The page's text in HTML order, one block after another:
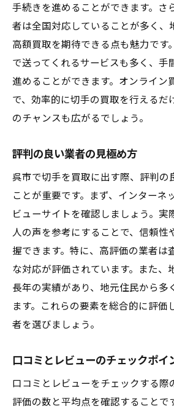
湿気と温度管理のポイント
適切な収納ケースの選び方
保管場所の選定基準
保存方法が価値に与える
複数の買取業者で査定を受け
複数業者に査定を依頼する
査定結果の比較と判断基準
査定額を引き上げる交渉術
オンラインと対面査定の
査定の際の注意点とリスク
最適な買取業者を選ぶため
切手買取の準備が成否を分け
成功体験から学ぶ買取のコ
実際の買取例とその結果
切手コレクターの声に耳
成功の秘訣を他人から学ぶ
手続きを進めることができます。さ
者は全国対応していることが多く、
高額買取を期待できる点も魅力です
で送ってくれるサービスも多く、手
進めることができます。オンライン
で、効率的に切手の買取を行えるだ
のチャンスも広がるでしょう。
評判の良い業者の見極め方
呉市で切手を買取に出す際、評判の
ことが重要です。まず、インターネ
ビューサイトを確認しましょう。実
人の声を参考にすることで、信頼性
握できます。特に、高評価の業者は
な対応が評価されています。また、
長年の実績があり、地元住民から多
ます。これらの要素を総合的に評価
者を選びましょう。
口コミとレビューのチェックポイ
口コミとレビューをチェックする際
評価の数と平均点を確認することで